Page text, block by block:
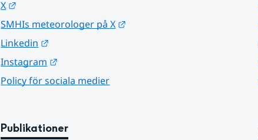
X
SMHIs meteorologer på X
Linkedin
Instagram
Policy för sociala medier
Publikationer